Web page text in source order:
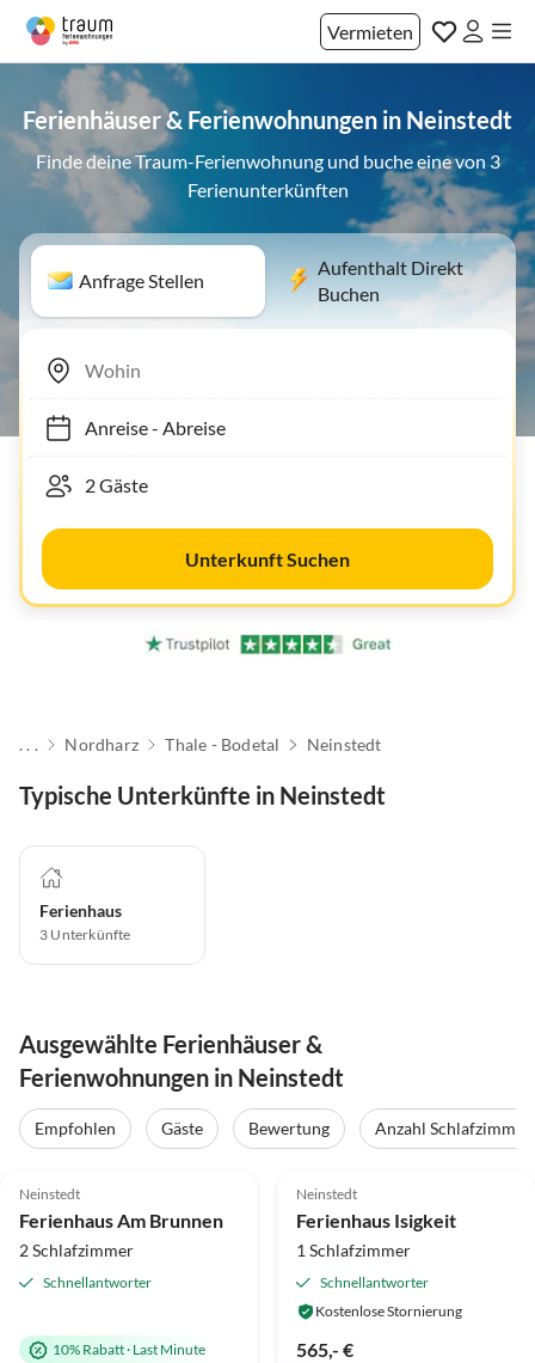
Vermieten
Ferienhäuser & Ferienwohnungen in Neinstedt
Finde deine Traum-Ferienwohnung und buche eine von 3
Ferienunterkünften
Anfrage Stellen
Aufenthalt Direkt
Buchen
Anreise- Abreise
Unterkunft Suchen
. . . Nordharz Thale - Bodetal Neinstedt
Typische Unterkünfte in Neinstedt
Ferienhaus
3 Unterkünfte
Ausgewählte Ferienhäuser &
Ferienwohnungen in Neinstedt
Empfohlen Gäste Bewertung Anzahl Schlafzimmer
Super-Gastgeber
Top-Inserat
Neinstedt
Ferienhaus Am Brunnen
2 Schlafzimmer
Schnellantworter
10% Rabatt· Last Minute
Neinstedt
Ferienhaus Isigkeit
1 Schlafzimmer
Schnellantworter
Kostenlose Stornierung
565,- €